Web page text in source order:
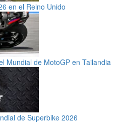
en el Reino Unido
Mundial de MotoGP en Tailandia
de Superbike 2026